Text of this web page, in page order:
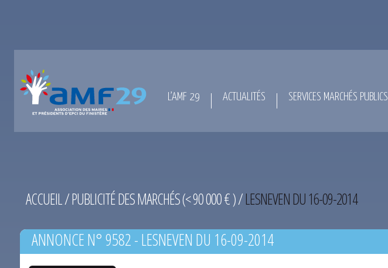
L’AMF 29 ACTUALITÉS SERVICES MARCHÉS PUBLICS
ACCUEIL/PUBLICITÉ DES MARCHÉS (< 90 000 € )/LESNEVEN DU 16-09-2014
ANNONCE N° 9582 - LESNEVEN DU 16-09-2014